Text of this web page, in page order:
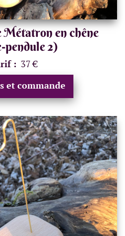
en chêne
pendule 2)
: 37 €
et commande